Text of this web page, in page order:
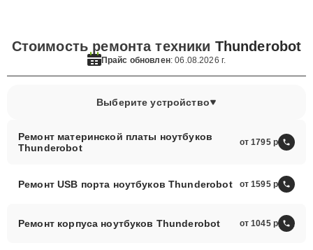
Стоимость ремонта техники Thunderobot
Прайс обновлен: 06.08.2026 г.
Выберите устройство
Ремонт материнской платы ноутбуков
Thunderobot
от 1795
Ремонт USB порта ноутбуков Thunderobot от 1595
Ремонт корпуса ноутбуков Thunderobot от 1045